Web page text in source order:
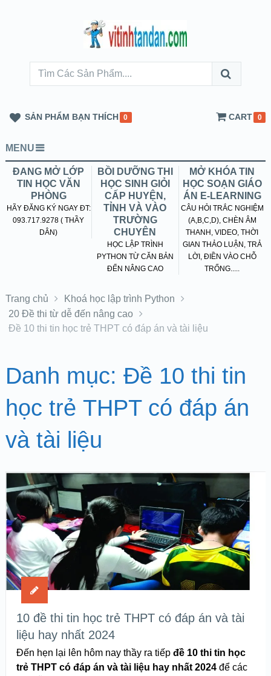
SẢN PHẨM BẠN THÍCH 0 CART 0
MENU
ĐANG MỞ LỚP
TIN HỌC VĂN
PHÒNG
HÃY ĐĂNG KÝ NGAY ĐT:
093.717.9278 ( THẦY
DÂN)
BỒI DƯỠNG THI
HỌC SINH GIỎI
CẤP HUYỆN,
TỈNH VÀ VÀO
TRƯỜNG
CHUYÊN
HỌC LẬP TRÌNH
PYTHON TỪ CĂN BẢN
ĐẾN NÂNG CAO
MỞ KHÓA TIN
HỌC SOẠN GIÁO
ÁN E-LEARNING
CÂU HỎI TRẮC NGHIỆM
(A,B,C,D), CHÈN ÂM
THANH, VIDEO, THỜI
GIAN THẢO LUẬN, TRẢ
LỜI, ĐIỀN VÀO CHỖ
TRỐNG.....
Trang chủ
Khoá học lập trình Python
20 Đề thi từ dễ đến nâng cao
Đề 10 thi tin học trẻ THPT có đáp án và tài liệu
Danh mục: Đề 10 thi tin
học trẻ THPT có đáp án
và tài liệu
10 đề thi tin học trẻ THPT có đáp án và tài
liệu hay nhất 2024
Đến hẹn lại lên hôm nay thầy ra tiếp đề 10 thi tin học
trẻ THPT có đáp án và tài liệu hay nhất 2024 để các